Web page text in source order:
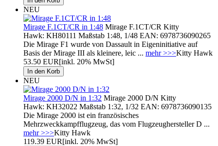
NEU
Mirage F.1CT/CR in 1:48 Mirage F.1CT/CR Kitty
Hawk: KH80111 Maßstab 1:48, 1/48 EAN: 6978736090265
Die Mirage F1 wurde von Dassault in Eigeninitiative auf
Basis der Mirage III als kleinere, leic ... mehr >>>Kitty Hawk
53.50 EUR[inkl. 20% MwSt]
NEU
Mirage 2000 D/N in 1:32 Mirage 2000 D/N Kitty
Hawk: KH32022 Maßstab 1:32, 1/32 EAN: 6978736090135
Die Mirage 2000 ist ein französisches
Mehrzweckkampfflugzeug, das vom Flugzeughersteller D ...
mehr >>>Kitty Hawk
119.39 EUR[inkl. 20% MwSt]